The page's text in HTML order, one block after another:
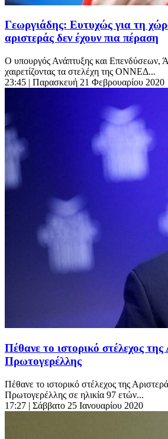
Γεωργιάδης: Ευτυχώς για τη
αριστεράς δεν έχουν πια πέραση
Ο υπουργός Ανάπτυξης και Επενδύσεων,
χαιρετίζοντας τα στελέχη της ΟΝΝΕΔ...
23:45 | Παρασκευή 21 Φεβρουαρίου 2020
Πέθανε το ιστορικό στέλεχος
Πρωτογερέλλης
Πέθανε το ιστορικό στέλεχος της
Πρωτογερέλλης σε ηλικία 97 ετών...
17:27 | Σάββατο 25 Ιανουαρίου 2020